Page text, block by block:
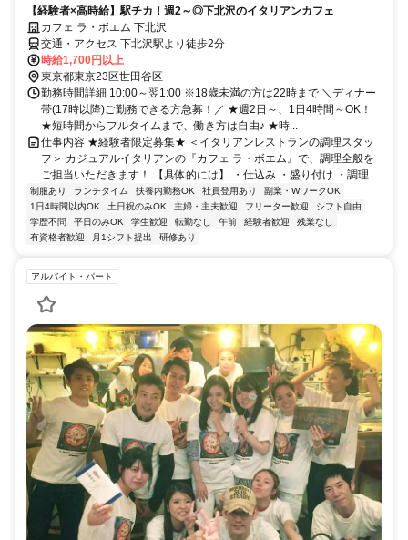
【経験者×高時給】駅チカ！週2～◎下北沢のイタリアンカフェ
カフェ ラ・ボエム 下北沢
交通・アクセス 下北沢駅より徒歩2分
時給1,700円以上
東京都東京23区世田谷区
勤務時間詳細 10:00～翌1:00 ※18歳未満の方は22時まで ＼ディナー
帯(17時以降)ご勤務できる方急募！／ ★週2日～、1日4時間～OK！
★短時間からフルタイムまで、働き方は自由♪ ★時...
仕事内容 ★経験者限定募集★ ＜イタリアンレストランの調理スタッ
フ＞ カジュアルイタリアンの『カフェ ラ・ボエム』で、調理全般を
ご担当いただきます！ 【具体的には】 ・仕込み ・盛り付け ・調理...
制服あり ランチタイム 扶養内勤務OK 社員登用あり
副業・WワークOK
1日4時間以内OK
土日祝のみOK 主婦・主夫歓迎 フリーター歓迎
シフト自由
学歴不問
平日のみOK 学生歓迎 転勤なし 午前 経験者歓迎
残業なし
有資格者歓迎
月1シフト提出 研修あり
アルバイト・パート